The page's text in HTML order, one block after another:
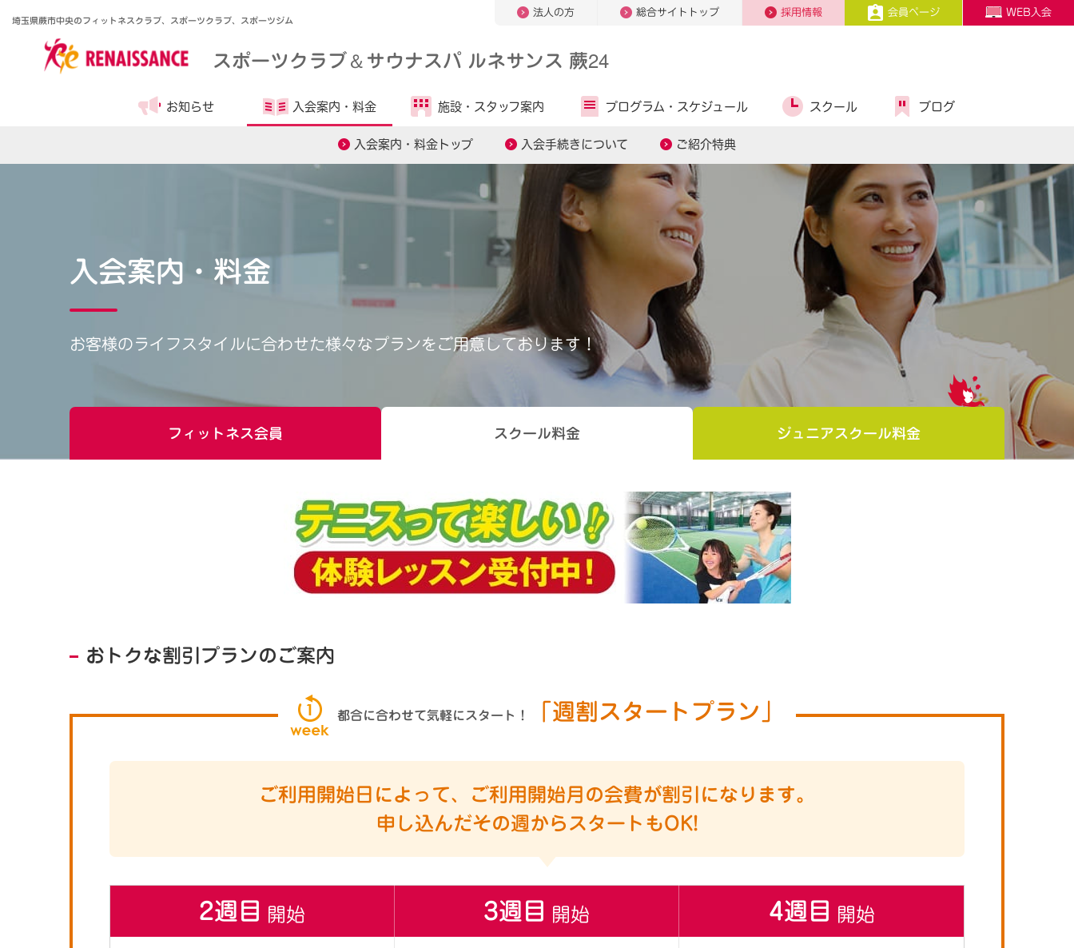
埼玉県蕨市中央のフィットネスクラブ、スポーツクラブ、スポーツジム
法人の方 総合サイトトップ 採用情報 会員ページ WEB入会
スポーツクラブ＆サウナスパ ルネサンス 蕨24
お知らせ 入会案内・ 料金
入会案内・料金トップ 入会手続きについて ご紹介特典
施設・ スタッフ案内 プログラム・ スケジュール スクール ブログ
入会案内・料金
お客様のライフスタイルに合わせた様々なプランをご用意しております！
フィットネス会員 スクール料金 ジュニア スクール料金
おトクな割引プランのご案内
都合に合わせて気軽にスタート！ 「週割スタートプラン」
ご利用開始日によって、ご利用開始月の会費が割引になります。
申し込んだその週からスタートもOK!
2週目 開始 3週目 開始 4週目 開始